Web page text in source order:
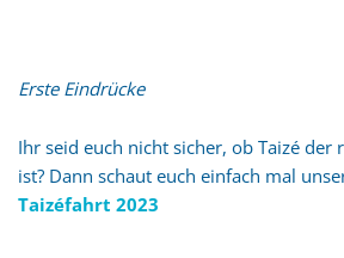
Erste Eindrücke
Ihr seid euch nicht sicher, ob Taizé der
ist? Dann schaut euch einfach mal
Taizéfahrt 2023